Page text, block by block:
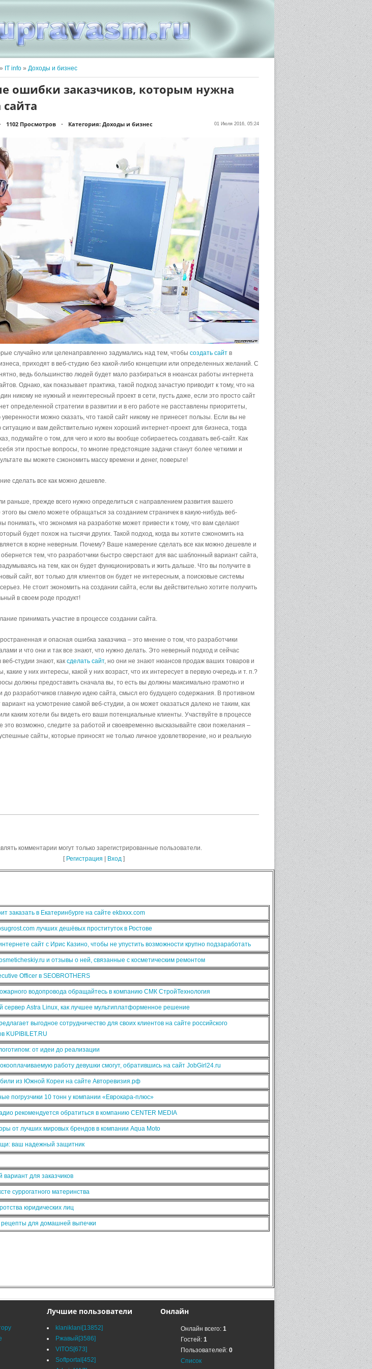
» IT info » Доходы и бизнес
ошибки заказчиков, которым нужна
сайта
01 Июля 2016, 05:24
• 1102 Просмотров • Категория: Доходы и бизнес
случайно или целенаправленно задумались над тем, чтобы создать сайт в
приходят в веб-студию без какой-либо концепции или определенных желаний. С
ведь большинство людей будет мало разбираться в нюансах работы интернета
Однако, как показывает практика, такой подход зачастую приводит к тому, что на
никому не нужный и неинтересный проект в сети, пусть даже, если это просто сайт
определенной стратегии в развитии и в его работе не расставлены приоритеты,
можно сказать, что такой сайт никому не принесет пользы. Если вы не
ситуацию и вам действительно нужен хороший интернет-проект для бизнеса, тогда
подумайте о том, для чего и кого вы вообще собираетесь создавать веб-сайт. Как
эти простые вопросы, то многие предстоящие задачи станут более четкими и
вы можете сэкономить массу времени и денег, поверьте!
сделать все как можно дешевле.
раньше, прежде всего нужно определиться с направлением развития вашего
вы смело можете обращаться за созданием страничек в какую-нибудь веб-
понимать, что экономия на разработке может привести к тому, что вам сделают
будет похож на тысячи других. Такой подход, когда вы хотите сэкономить на
в корне неверным. Почему? Ваше намерение сделать все как можно дешевле и
тем, что разработчики быстро сверстают для вас шаблонный вариант сайта,
на тем, как он будет функционировать и жить дальше. Что вы получите в
сайт, вот только для клиентов он будет не интересным, а поисковые системы
Не стоит экономить на создании сайта, если вы действительно хотите получить
в своем роде продукт!
принимать участие в процессе создании сайта.
и опасная ошибка заказчика – это мнение о том, что разработчики
и что они и так все знают, что нужно делать. Это неверный подход и сейчас
студии знают, как сделать сайт, но они не знают нюансов продаж ваших товаров и
какие у них интересы, какой у них возраст, что их интересует в первую очередь и т. п.?
должны предоставить сначала вы, то есть вы должны максимально грамотно и
разработчиков главную идею сайта, смысл его будущего содержания. В противном
на усмотрение самой веб-студии, а он может оказаться далеко не таким, как
каким хотели бы видеть его ваши потенциальные клиенты. Участвуйте в процессе
это возможно, следите за работой и своевременно высказывайте свои пожелания –
сайты, которые приносят не только личное удовлетворение, но и реальную
комментарии могут только зарегистрированные пользователи.
[ Регистрация | Вход ]
заказать в Екатеринбурге на сайте ekbxxx.com
лучших дешёвых проституток в Ростове
сайт с Ирис Казино, чтобы не упустить возможности крупно подзаработать
и отзывы о ней, связанные с косметическим ремонтом
Officer в SEOBROTHERS
водопровода обращайтесь в компанию СМК СтройТехнология
сервер Astra Linux, как лучшее мультиплатформенное решение
выгодное сотрудничество для своих клиентов на сайте российского
KUPIBILET.RU
от идеи до реализации
работу девушки смогут, обратившись на сайт JobGirl24.ru
из Южной Кореи на сайте Авторевизия.рф
погрузчики 10 тонн у компании «Еврокара-плюс»
рекомендуется обратиться в компанию CENTER MEDIA
от лучших мировых брендов в компании Aqua Moto
ваш надежный защитник
вариант для заказчиков
суррогатного материнства
юридических лиц
для домашней выпечки
Лучшие пользователи
klaniklani[13852]
Ржавый[3586]
VITOS[673]
Softportal[452]
Онлайн
Онлайн всего: 1
Гостей: 1
Пользователей: 0
Список